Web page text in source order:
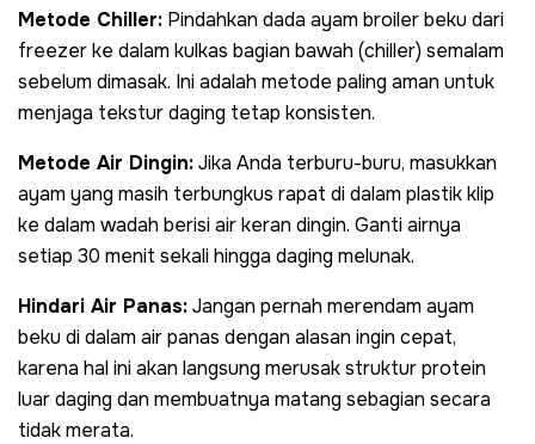
Metode Chiller: Pindahkan dada ayam broiler beku dari
freezerke dalam kulkas bagian bawah (chiller) semalam
sebelum dimasak. Ini adalah metode paling aman untuk
menjaga tekstur daging tetap konsisten.
Metode Air Dingin:Jika Anda terburu-buru, masukkan
ayam yang masih terbungkus rapat di dalam plastik klip
ke dalam wadah berisi air keran dingin. Ganti airnya
setiap 30 menit sekali hingga daging melunak.
Hindari Air Panas:Jangan pernah merendam ayam
beku di dalam air panas dengan alasan ingin cepat,
karena hal ini akan langsung merusak struktur protein
luar daging dan membuatnya matang sebagian secara
tidak merata.